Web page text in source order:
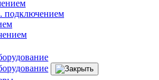
подключением